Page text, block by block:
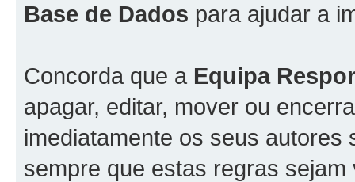
Base de Dados para ajudar a
Concorda que a Equipa
apagar, editar, mover ou
imediatamente os seus
sempre que estas regras sejam